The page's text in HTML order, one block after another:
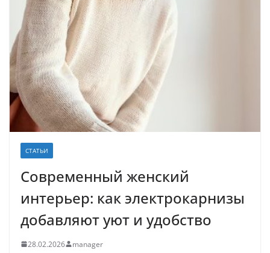
СТАТЬИ
Современный женский
интерьер: как электрокарнизы
добавляют уют и удобство
28.02.2026 manager